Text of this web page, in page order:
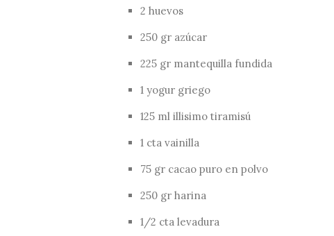
2 huevos
250 gr azúcar
225 gr mantequilla fundida
1 yogur griego
125 ml illisimo tiramisú
1 cta vainilla
75 gr cacao puro en polvo
250 gr harina
1/2 cta levadura